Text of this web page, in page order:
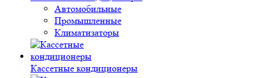
Автомобильные
Промышленные
Климатизаторы
Кассетные кондиционеры